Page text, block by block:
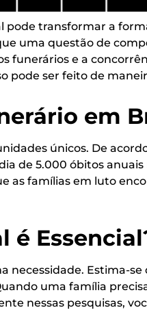
transformar a
uma questão de
funerários e a
pode ser feito de
em
únicos. De
de 5.000 óbitos
as famílias em luto
é
Estima-
uma família
nessas pesquisas,